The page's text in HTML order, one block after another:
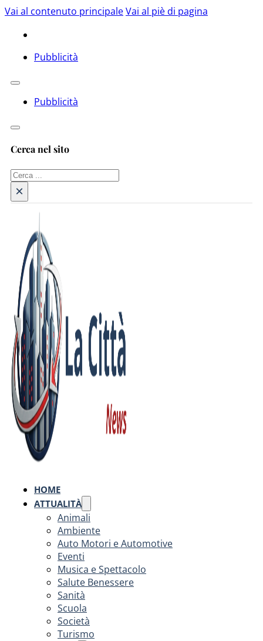
Vai al contenuto principaleVai al piè di pagina
Pubblicità
Pubblicità
Cerca nel sito
Cerca
×
HOME
ATTUALITÀ
Animali
Ambiente
Auto Motori e Automotive
Eventi
Musica e Spettacolo
Salute Benessere
Sanità
Scuola
Società
Turismo